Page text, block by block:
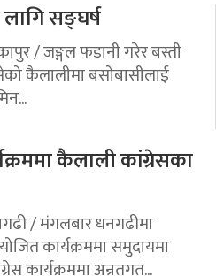
सङ्घर्ष
/ जङ्गल फडानी गरेर बस्ती
कैलालीमा बसोबासीलाई
कैलाली कांग्रेसका
/ मंगलबार धनगढीमा
कार्यक्रममा समुदायमा
कार्यक्रममा अन्र्तगत...